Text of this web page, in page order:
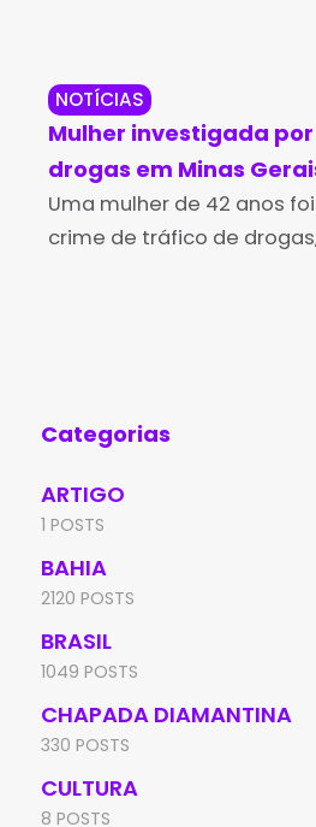
NOTÍCIAS
Mulher investigada
drogas em Minas
Piripá
Uma mulher de 42 anos
crime de tráfico de
Categorias
ARTIGO
1 POSTS
BAHIA
2120 POSTS
BRASIL
1049 POSTS
CHAPADA DIAMANTINA
330 POSTS
CULTURA
8 POSTS